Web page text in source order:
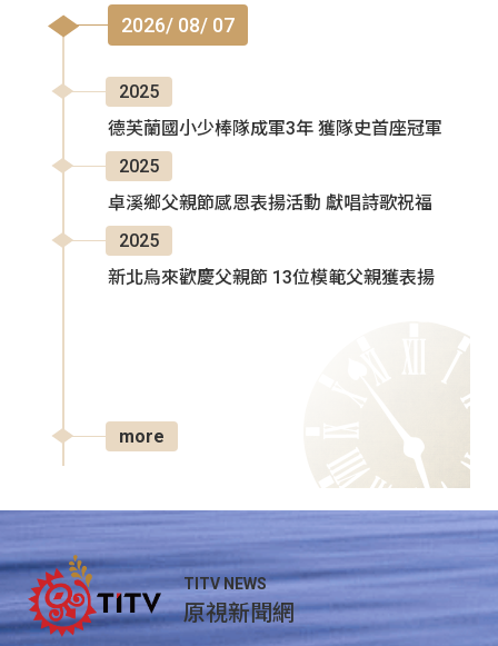
2026/ 08/ 07
2025
德芙蘭國小少棒隊成軍3年 獲隊史首座冠軍
2025
卓溪鄉父親節感恩表揚活動 獻唱詩歌祝福
2025
新北烏來歡慶父親節 13位模範父親獲表揚
more
TITV NEWS
原視新聞網